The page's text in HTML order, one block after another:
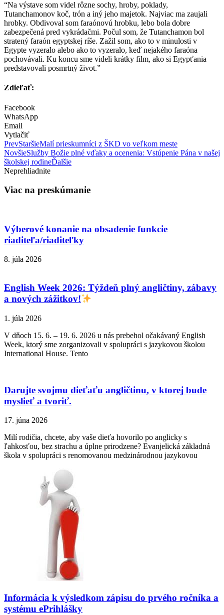
“Na výstave som videl rôzne sochy, hroby, poklady,
Tutanchamonov koč, trón a iný jeho majetok. Najviac ma zaujali
hrobky. Obdivoval som faraónovú hrobku, lebo bola dobre
zabezpečená pred vykrádačmi. Počul som, že Tutanchamon bol
stratený faraón egyptskej ríše. Zažil som, ako to v minulosti v
Egypte vyzeralo alebo ako to vyzeralo, keď nejakého faraóna
pochovávali. Ku koncu sme videli krátky film, ako si Egypťania
predstavovali posmrtný život.”
Zdieľať:
Facebook
WhatsApp
Email
Vytlačiť
PrevStaršieMalí prieskumníci z ŠKD vo veľkom meste
NovšieSlužby Božie plné vďaky a ocenenia: Vstúpenie Pána v našej
školskej rodineĎalšie
Neprehliadnite
Viac na preskúmanie
Výberové konanie na obsadenie funkcie
riaditeľa/riaditeľky
8. júla 2026
English Week 2026: Týždeň plný angličtiny, zábavy
a nových zážitkov!
1. júla 2026
V dňoch 15. 6. – 19. 6. 2026 u nás prebehol očakávaný English
Week, ktorý sme zorganizovali v spolupráci s jazykovou školou
International House. Tento
Darujte svojmu dieťaťu angličtinu, v ktorej bude
myslieť a tvoriť.
17. júna 2026
Milí rodičia, chcete, aby vaše dieťa hovorilo po anglicky s
ľahkosťou, bez strachu a úplne prirodzene? Evanjelická základná
škola v spolupráci s renomovanou medzinárodnou jazykovou
Informácia k výsledkom zápisu do prvého ročníka a
systému ePrihlášky